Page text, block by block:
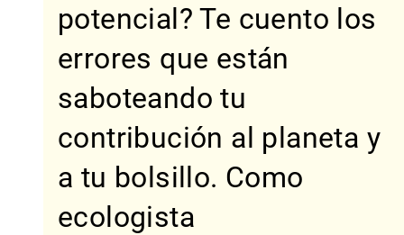
potencial? Te cuento los
errores que están
saboteando tu
contribución al planeta y
a tu bolsillo. Como
ecologista